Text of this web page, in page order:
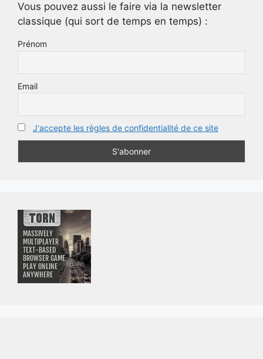
Vous pouvez aussi le faire via la newsletter
classique (qui sort de temps en temps) :
Prénom
Email
J'accepte les règles de confidentialité de ce site